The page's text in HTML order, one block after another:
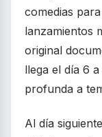
comedias
lanzamientos
original
llega el día 6
profunda a
Al día